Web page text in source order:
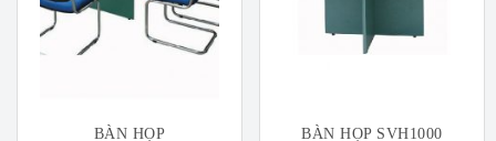
BÀN HỌP
BÀN HỌP SVH1000